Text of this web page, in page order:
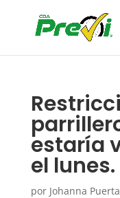
estaría
el lunes.
por Johanna